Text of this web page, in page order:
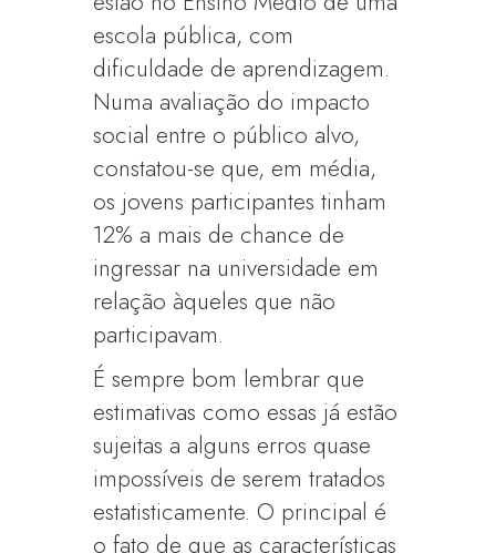
escola pública, com
dificuldade de aprendizagem.
Numa avaliação do impacto
social entre o público alvo,
constatou-se que, em média,
os jovens participantes tinham
12% a mais de chance de
ingressar na universidade em
relação àqueles que não
participavam.
É sempre bom lembrar que
estimativas como essas já estão
sujeitas a alguns erros quase
impossíveis de serem tratados
estatisticamente. O principal é
o fato de que as características